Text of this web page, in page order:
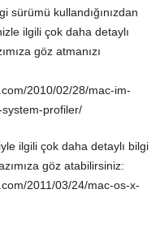
sürümü kullandığınızdan
ilgili çok daha detaylı
göz atmanızı
2010/02/28/mac-im-
profiler/
ilgili çok daha detaylı bilgi
göz atabilirsiniz:
2011/03/24/mac-os-x-